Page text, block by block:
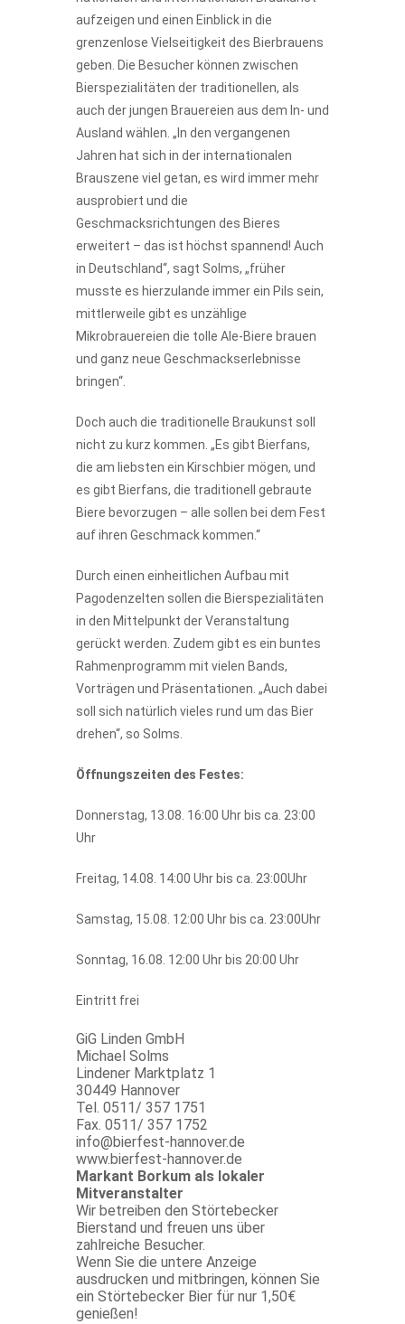
aufzeigen und einen Einblick in die
grenzenlose Vielseitigkeit des Bierbrauens
geben. Die Besucher können zwischen
Bierspezialitäten der traditionellen, als
auch der jungen Brauereien aus dem In- und
Ausland wählen. „In den vergangenen
Jahren hat sich in der internationalen
Brauszene viel getan, es wird immer mehr
ausprobiert und die
Geschmacksrichtungen des Bieres
erweitert – das ist höchst spannend! Auch
in Deutschland“, sagt Solms, „früher
musste es hierzulande immer ein Pils sein,
mittlerweile gibt es unzählige
Mikrobrauereien die tolle Ale-Biere brauen
und ganz neue Geschmackserlebnisse
bringen“.
Doch auch die traditionelle Braukunst soll
nicht zu kurz kommen. „Es gibt Bierfans,
die am liebsten ein Kirschbier mögen, und
es gibt Bierfans, die traditionell gebraute
Biere bevorzugen – alle sollen bei dem Fest
auf ihren Geschmack kommen.“
Durch einen einheitlichen Aufbau mit
Pagodenzelten sollen die Bierspezialitäten
in den Mittelpunkt der Veranstaltung
gerückt werden. Zudem gibt es ein buntes
Rahmenprogramm mit vielen Bands,
Vorträgen und Präsentationen. „Auch dabei
soll sich natürlich vieles rund um das Bier
drehen“, so Solms.
Öffnungszeiten des Festes:
Donnerstag, 13.08. 16:00 Uhr bis ca. 23:00
Uhr
Freitag, 14.08. 14:00 Uhr bis ca. 23:00Uhr
Samstag, 15.08. 12:00 Uhr bis ca. 23:00Uhr
Sonntag, 16.08. 12:00 Uhr bis 20:00 Uhr
Eintritt frei
GiG Linden GmbH
Michael Solms
Lindener Marktplatz 1
30449 Hannover
Tel. 0511/ 357 1751
Fax. 0511/ 357 1752
info@bierfest-hannover.de
www.bierfest-hannover.de
Markant Borkum als lokaler
Mitveranstalter
Wir betreiben den Störtebecker
Bierstand und freuen uns über
zahlreiche Besucher.
Wenn Sie die untere Anzeige
ausdrucken und mitbringen, können Sie
ein Störtebecker Bier für nur 1,50€
genießen!